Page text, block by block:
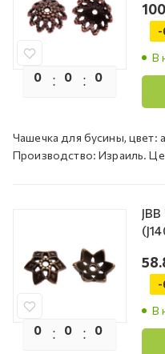
0 0 0
В
-
Чашечка для бусины, цвет:
Производство: Израиль.
0 0 0
В
-